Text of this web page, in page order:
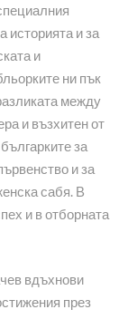
историята и за
и
ни пък
между
и възхитен от
за
и за
сабя. В
и в отборната
вдъхнови
през